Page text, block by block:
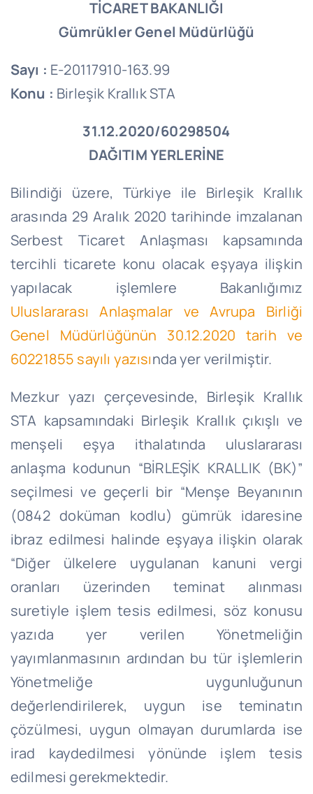
TİCARET BAKANLIĞI
Gümrükler Genel Müdürlüğü
Sayı : E-20117910-163.99
Konu : Birleşik Krallık STA
31.12.2020/60298504
DAĞITIM YERLERİNE
Bilindiği üzere, Türkiye ile Birleşik Krallık
arasında 29 Aralık 2020 tarihinde imzalanan
Serbest Ticaret Anlaşması kapsamında
tercihli ticarete konu olacak eşyaya ilişkin
yapılacak işlemlere Bakanlığımız
Uluslararası Anlaşmalar ve Avrupa Birliği
Genel Müdürlüğünün 30.12.2020 tarih ve
60221855 sayılı yazısında yer verilmiştir.
Mezkur yazı çerçevesinde, Birleşik Krallık
STA kapsamındaki Birleşik Krallık çıkışlı ve
menşeli eşya ithalatında uluslararası
anlaşma kodunun “BİRLEŞİK KRALLIK (BK)”
seçilmesi ve geçerli bir “Menşe Beyanının
(0842 doküman kodlu) gümrük idaresine
ibraz edilmesi halinde eşyaya ilişkin olarak
“Diğer ülkelere uygulanan kanuni vergi
oranları üzerinden teminat alınması
suretiyle işlem tesis edilmesi, söz konusu
yazıda yer verilen Yönetmeliğin
yayımlanmasının ardından bu tür işlemlerin
Yönetmeliğe uygunluğunun
değerlendirilerek, uygun ise teminatın
çözülmesi, uygun olmayan durumlarda ise
irad kaydedilmesi yönünde işlem tesis
edilmesi gerekmektedir.